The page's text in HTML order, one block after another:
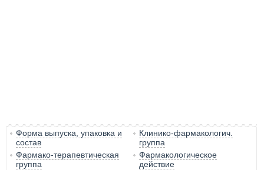
Форма выпуска, упаковка и
состав
Клинико-фармакологич.
группа
Фармако-терапевтическая
группа
Фармакологическое
действие